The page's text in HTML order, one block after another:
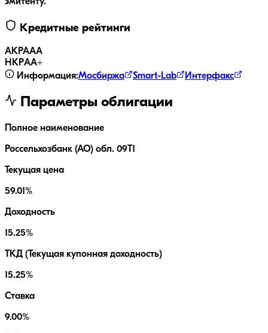
Кредитные рейтинги
АКРАAA
НКРAA+
Информация:Мосбиржа Smart-Lab Интерфакс
Параметры облигации
Полное наименование
Россельхозбанк (АО) обл. 09Т1
Текущая цена
59.01%
Доходность
15.25%
ТКД (Текущая купонная доходность)
15.25%
Ставка
9.00%